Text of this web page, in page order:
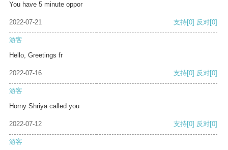
You have 5 minute oppor
2022-07-21 支持[0] 反对[0]
游客
Hello, Greetings fr
2022-07-16 支持[0] 反对[0]
游客
Horny Shriya called you
2022-07-12 支持[0] 反对[0]
游客